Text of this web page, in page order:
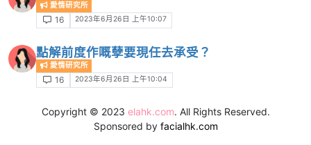
愛情研究所
16 2023年6月26日 上午10:07
點解前度作嘅孽要現任去承受？
愛情研究所
16 2023年6月26日 上午10:04
Copyright © 2023 elahk.com. All Rights Reserved.
Sponsored by facialhk.com